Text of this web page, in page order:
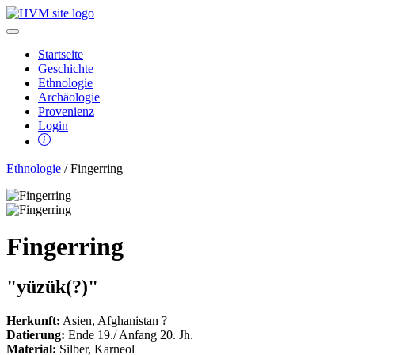
Startseite
Geschichte
Ethnologie
Archäologie
Provenienz
Login
Ethnologie / Fingerring
Fingerring
"yüzük(?)"
Herkunft: Asien, Afghanistan ?
Datierung: Ende 19./ Anfang 20. Jh.
Material: Silber, Karneol